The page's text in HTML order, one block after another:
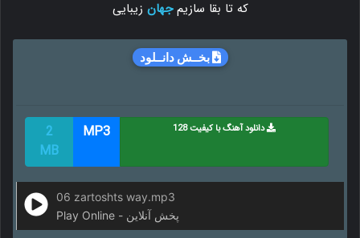
که تا بقا سازیمجهان زیبایی
بخــش دانــلود
دانلود آهنگ با کیفیت 128 MP3
2
MB
06 zartoshts way.mp3
Play Online - پخش آنلاین